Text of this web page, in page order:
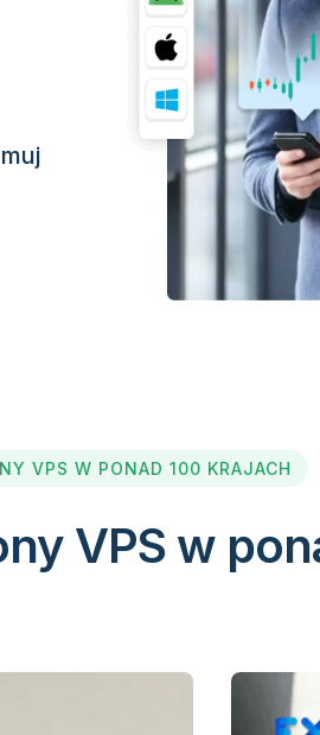
VPS W PONAD 100 KRAJACH
VPS w